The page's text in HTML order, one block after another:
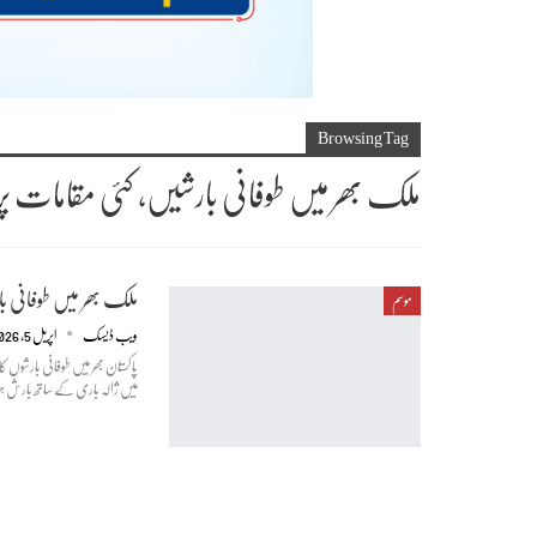
Browsing Tag
ملک بھر میں طوفانی بارشیں، کئی مقامات
موسم ملک بھر میں طوفانی
ویب ڈیسک اپریل 5, 2026
پاکستان بھر میں طوفانی
میں ژالہ باری کے ساتھ بارش